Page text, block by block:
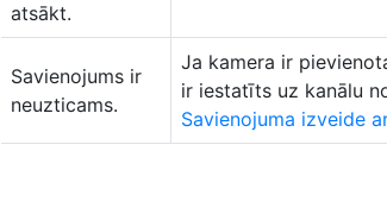
atsākt.
Savienojums ir
neuzticams.
Ja kamera ir
ir iestatīts uz kanālu
Savienojuma izveide